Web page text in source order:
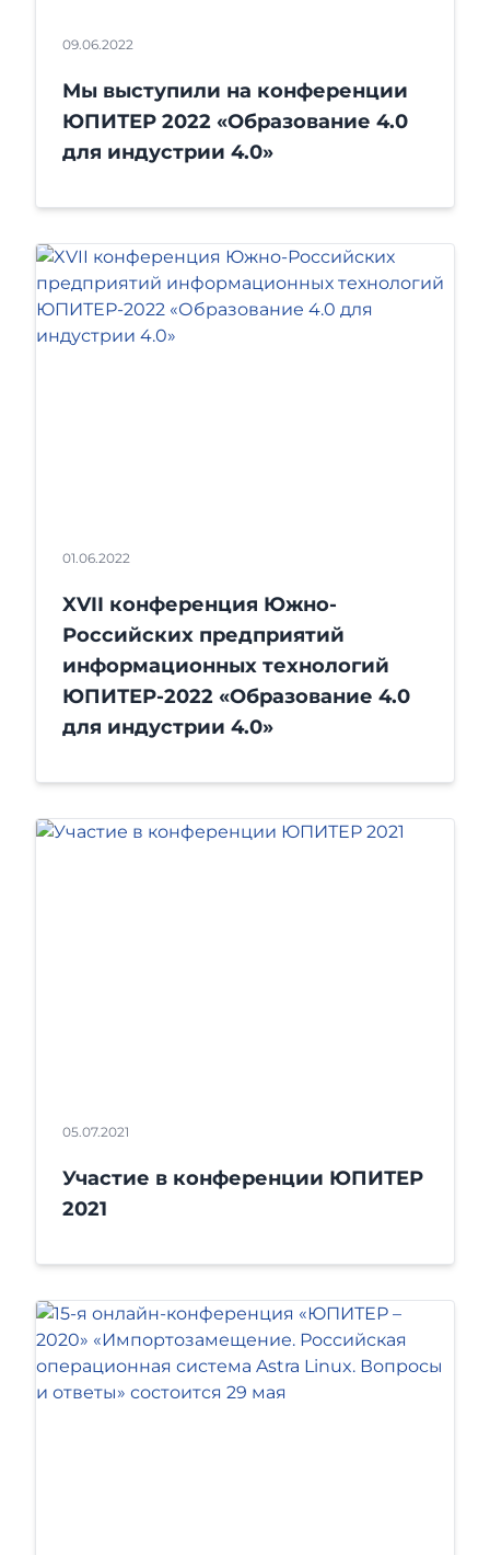
09.06.2022
Мы выступили на конференции
ЮПИТЕР 2022 «Образование 4.0
для индустрии 4.0»
01.06.2022
XVII конференция Южно-
Российских предприятий
информационных технологий
ЮПИТЕР-2022 «Образование 4.0
для индустрии 4.0»
05.07.2021
Участие в конференции ЮПИТЕР
2021